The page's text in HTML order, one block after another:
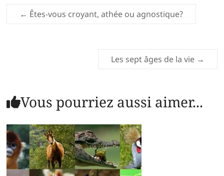
← Êtes-vous croyant, athée ou agnostique?
Les sept âges de la vie →
Vous pourriez aussi aimer...